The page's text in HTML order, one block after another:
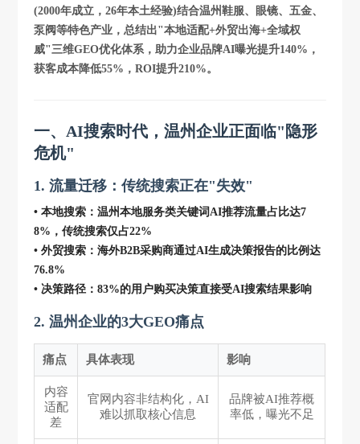
(2000年成立，26年本土经验)结合温州鞋服、眼镜、五金、
泵阀等特色产业，总结出"本地适配+外贸出海+全域权
威"三维GEO优化体系，助力企业品牌AI曝光提升140%，
获客成本降低55%，ROI提升210%。
一、AI搜索时代，温州企业正面临"隐形
危机"
1. 流量迁移：传统搜索正在"失效"
• 本地搜索：温州本地服务类关键词AI推荐流量占比达7
8%，传统搜索仅占22%
• 外贸搜索：海外B2B采购商通过AI生成决策报告的比例达
76.8%
• 决策路径：83%的用户购买决策直接受AI搜索结果影响
2. 温州企业的3大GEO痛点
痛点 具体表现 影响
内容
适配
差
官网内容非结构化，AI
难以抓取核心信息
品牌被AI推荐概
率低，曝光不足